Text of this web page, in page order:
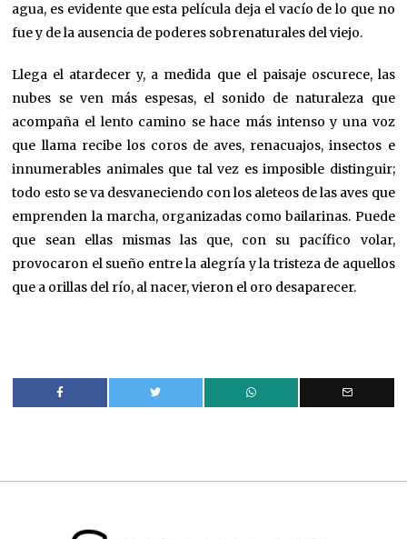
agua, es evidente que esta película deja el vacío de lo que no
fue y de la ausencia de poderes sobrenaturales del viejo.
Llega el atardecer y, a medida que el paisaje oscurece, las
nubes se ven más espesas, el sonido de naturaleza que
acompaña el lento camino se hace más intenso y una voz
que llama recibe los coros de aves, renacuajos, insectos e
innumerables animales que tal vez es imposible distinguir;
todo esto se va desvaneciendo con los aleteos de las aves que
emprenden la marcha, organizadas como bailarinas. Puede
que sean ellas mismas las que, con su pacífico volar,
provocaron el sueño entre la alegría y la tristeza de aquellos
que a orillas del río, al nacer, vieron el oro desaparecer.